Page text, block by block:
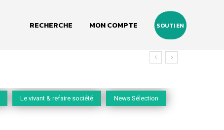
RECHERCHE MON COMPTE SOUTIEN
Le vivant & refaire société News Sélection